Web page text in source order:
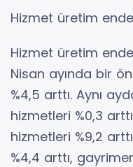
Hizmet üretim
Hizmet üretim
Nisan ayında bir
%4,5 arttı. Aynı
hizmetleri %0,3
hizmetleri %9,2
%4,4 arttı,